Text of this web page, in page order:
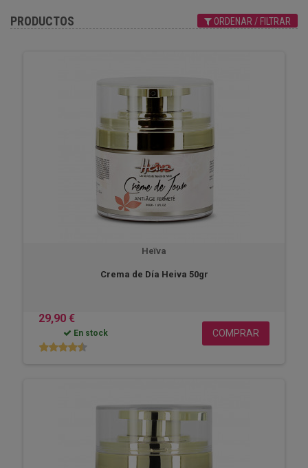
de tirantez y devuelven la elasticidad a la piel. Su textura untuosa se
PRODUCTOS ORDENAR / FILTRAR
Heïva
Crema de Día Heiva 50gr
29,90 €
En stock COMPRAR